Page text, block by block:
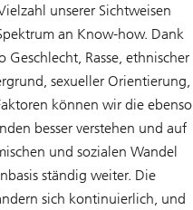
unserer Sichtweisen
an Know-how. Dank
Rasse, ethnischer
sexueller Orientierung,
können wir die ebenso
besser verstehen und auf
und sozialen Wandel
ständig weiter. Die
sich kontinuierlich, und